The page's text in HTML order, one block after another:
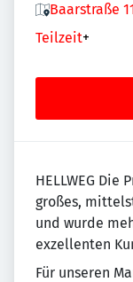
Baarstraße
Teilzeit+
HELLWEG
großes,
und wurde
exzellenten
Für unseren